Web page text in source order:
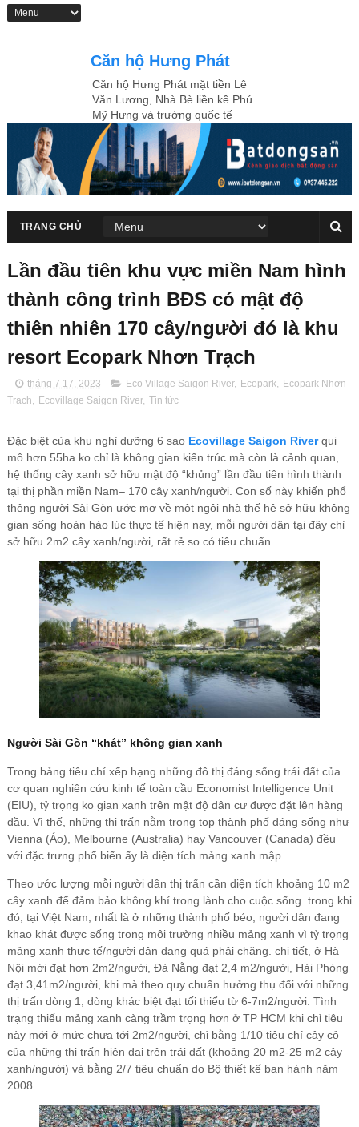
Căn hộ Hưng Phát
Căn hộ Hưng Phát mặt tiền Lê
Văn Lương, Nhà Bè liền kề Phú
Mỹ Hưng và trường quốc tế
R.M.I.T
TRANG CHỦ
Lần đầu tiên khu vực miền Nam hình
thành công trình BĐS có mật độ
thiên nhiên 170 cây/người đó là khu
resort Ecopark Nhơn Trạch
tháng 7 17, 2023 Eco Village Saigon River, Ecopark, Ecopark Nhơn
Trạch, Ecovillage Saigon River, Tin tức
Đặc biệt của khu nghỉ dưỡng 6 sao Ecovillage Saigon Riverqui
mô hơn 55ha ko chỉ là không gian kiến trúc mà còn là cảnh quan,
hệ thống cây xanh sở hữu mật độ “khủng” lần đầu tiên hình thành
tại thị phần miền Nam– 170 cây xanh/người. Con số này khiến phổ
thông người Sài Gòn ước mơ về một ngôi nhà thế hệ sở hữu không
gian sống hoàn hảo lúc thực tế hiện nay, mỗi người dân tại đây chỉ
sở hữu 2m2 cây xanh/người, rất rẻ so có tiêu chuẩn…
Người Sài Gòn “khát” không gian xanh
Trong bảng tiêu chí xếp hạng những đô thị đáng sống trái đất của
cơ quan nghiên cứu kinh tế toàn cầu Economist Intelligence Unit
(EIU), tỷ trọng ko gian xanh trên mật độ dân cư được đặt lên hàng
đầu. Vì thế, những thị trấn nằm trong top thành phố đáng sống như
Vienna (Áo), Melbourne (Australia) hay Vancouver (Canada) đều
với đặc trưng phổ biến ấy là diện tích mảng xanh mập.
Theo ước lượng mỗi người dân thị trấn cần diện tích khoảng 10 m2
cây xanh để đảm bảo không khí trong lành cho cuộc sống. trong khi
đó, tại Việt Nam, nhất là ở những thành phố béo, người dân đang
khao khát được sống trong môi trường nhiều mảng xanh vì tỷ trọng
mảng xanh thực tế/người dân đang quá phải chăng. chi tiết, ở Hà
Nội mới đạt hơn 2m2/người, Đà Nẵng đạt 2,4 m2/người, Hải Phòng
đạt 3,41m2/người, khi mà theo quy chuẩn hưởng thụ đối với những
thị trấn dòng 1, dòng khác biệt đạt tối thiểu từ 6-7m2/người. Tình
trạng thiếu mảng xanh càng trầm trọng hơn ở TP HCM khi chỉ tiêu
này mới ở mức chưa tới 2m2/người, chỉ bằng 1/10 tiêu chí cây cỏ
của những thị trấn hiện đại trên trái đất (khoảng 20 m2-25 m2 cây
xanh/người) và bằng 2/7 tiêu chuẩn do Bộ thiết kế ban hành năm
2008.